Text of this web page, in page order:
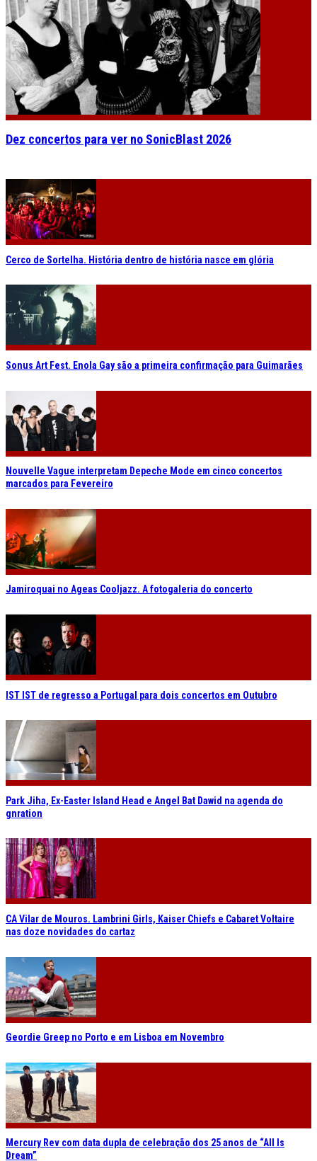
Dez concertos para ver no SonicBlast 2026
Cerco de Sortelha. História dentro de história nasce em glória
Sonus Art Fest. Enola Gay são a primeira confirmação para Guimarães
Nouvelle Vague interpretam Depeche Mode em cinco concertos
marcados para Fevereiro
Jamiroquai no Ageas Cooljazz. A fotogaleria do concerto
IST IST de regresso a Portugal para dois concertos em Outubro
Park Jiha, Ex-Easter Island Head e Angel Bat Dawid na agenda do
gnration
CA Vilar de Mouros. Lambrini Girls, Kaiser Chiefs e Cabaret Voltaire
nas doze novidades do cartaz
Geordie Greep no Porto e em Lisboa em Novembro
Mercury Rev com data dupla de celebração dos 25 anos de “All Is
Dream”